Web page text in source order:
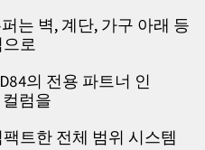
는 벽, 계단, 가구 아래 등
로
의 전용 파트너 인
컬럼을
트한 전체 범위 시스템